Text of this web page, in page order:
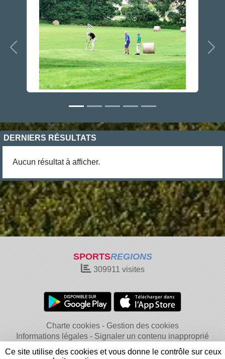
Précedent
DERNIERS RÉSULTATS
Aucun résultat à afficher.
SPORTSREGIONS
309911 visites
Charte cookies
Gestion des cookies
Informations légales
Signaler un contenu inapproprié
Ce site utilise des cookies et vous donne le contrôle sur ceux